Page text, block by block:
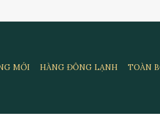
MỚI HÀNG ĐÔNG LẠNH TOÀN